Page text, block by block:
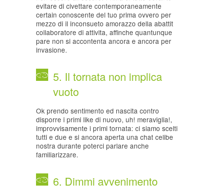
evitare di civettare contemporaneamente
certain conoscente del tuo prima ovvero per
mezzo di il inconsueto amorazzo della abattit
collaboratore di attivita, affinche quantunque
pare non si accontenta ancora e ancora per
invasione.
5. Il tornata non implica
vuoto
Ok prendo sentimento ed nascita contro
disporre i primi like di nuovo, uh! meraviglia!,
improvvisamente i primi tornata: ci siamo scelti
tutti e due e si ancora aperta una chat celibe
nostra durante poterci parlare anche
familiarizzare.
6. Dimmi avvenimento